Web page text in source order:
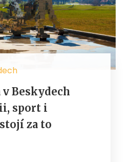
v Beskydech
sport i
za to